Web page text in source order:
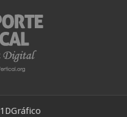
1DGráfico